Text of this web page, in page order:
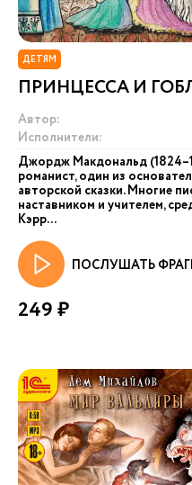
ДЕТЯМ
ПРИНЦЕССА И
Автор:
Исполнители:
Джордж Макдональд
романист, один из
авторской сказки. Многие
наставником и учителем,
Кэрр...
ПОСЛУШАТЬ
249 ₽